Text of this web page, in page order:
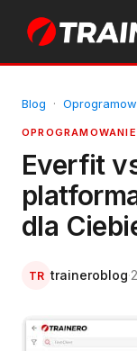
Blog ·
Everfit
dla
TR traineroblog·